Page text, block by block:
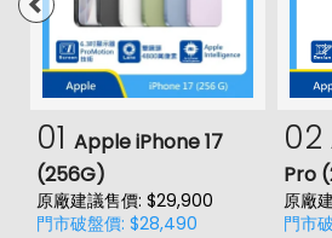
01 Apple iPhone 17
(256G)
原廠建議售價: $29,900
門市破盤價: $28,490
02
Pro
原廠
門市